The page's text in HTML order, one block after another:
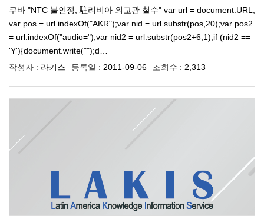
쿠바 "NTC 불인정, 駐리비아 외교관 철수" var url = document.URL;
var pos = url.indexOf("AKR");var nid = url.substr(pos,20);var pos2
= url.indexOf("audio=");var nid2 = url.substr(pos2+6,1);if (nid2 ==
'Y'){document.write("");d…
작성자 : 라키스 등록일 : 2011-09-06 조회수 : 2,313